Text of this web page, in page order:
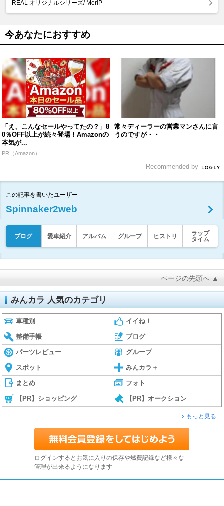
REAL オリジナルシリーズ/ MeriP
今あなたにおすすめ
「え、こんなセールやってたの？」8
0％OFF以上が続々登場！Amazonの
本気が...
PR（Amazon）
常々ディーラーの営業マンさんに言
うのですが・・
Recommended by
この記事を書いたユーザー
Spinnaker2web
ブログ 愛車紹介 アルバム グループ ヒストリ
ラップ
タイム
ページの先頭へ ▲
みんカラ 人気のカテゴリ
車種別 イイね！
整備手帳 ブログ
パーツレビュー グループ
スポット みんカラ＋
まとめ フォト
【PR】ショッピング 【PR】オークション
もっと見る
ログインするとお気に入りの保存や燃費記録など様々な
管理が出来るようになります